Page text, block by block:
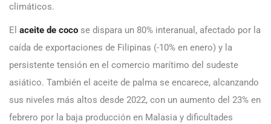
climáticos.
El aceite de coco se dispara un 80% interanual, afectado por la
caída de exportaciones de Filipinas (-10% en enero) y la
persistente tensión en el comercio marítimo del sudeste
asiático. También el aceite de palma se encarece, alcanzando
sus niveles más altos desde 2022, con un aumento del 23% en
febrero por la baja producción en Malasia y dificultades